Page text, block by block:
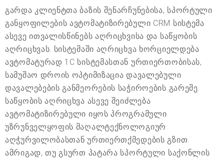
გარდა კლიენტთა ბაზის შენარჩუნებისა, სპორტული
განყოფილების ავტომატიზირებული CRM სისტემა
ასევე ითვალისწინებს აღრიცხვისა და საწყობის
აღრიცხვას. სისტემაში აღრიცხვა ხორციელდება
ავტომატურად 1C სისტემასთან ურთიერთობისას,
სამუშაო დროის ოპტიმიზაცია დავალებული
დავალებების განმეორების საჭიროების გარეშე.
საწყობის აღრიცხვა ასევე შეიძლება
ავტომატიზირებული იყოს პროგრამული
უზრუნველყოფის მაღალტექნოლოგიურ
აღჭურვილობასთან ურთიერთქმედების გზით.
ამრიგად, თუ გსურთ პატარა სპორტული საქონლის